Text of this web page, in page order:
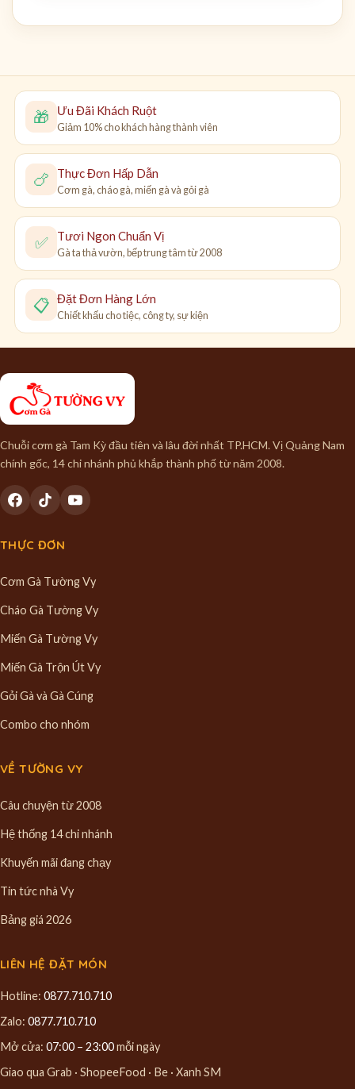
🎁 Ưu Đãi Khách Ruột
Giảm 10% cho khách hàng thành viên
🍗 Thực Đơn Hấp Dẫn
Cơm gà, cháo gà, miến gà và gỏi gà
✅ Tươi Ngon Chuẩn Vị
Gà ta thả vườn, bếp trung tâm từ 2008
📋 Đặt Đơn Hàng Lớn
Chiết khấu cho tiệc, công ty, sự kiện
Chuỗi cơm gà Tam Kỳ đầu tiên và lâu đời nhất TP.HCM. Vị Quảng Nam
chính gốc, 14 chi nhánh phủ khắp thành phố từ năm 2008.
THỰC ĐƠN
Cơm Gà Tường Vy
Cháo Gà Tường Vy
Miến Gà Tường Vy
Miến Gà Trộn Út Vy
Gỏi Gà và Gà Cúng
Combo cho nhóm
VỀ TƯỜNG VY
Câu chuyện từ 2008
Hệ thống 14 chi nhánh
Khuyến mãi đang chạy
Tin tức nhà Vy
Bảng giá 2026
LIÊN HỆ ĐẶT MÓN
Hotline: 0877.710.710
Zalo: 0877.710.710
Mở cửa: 07:00 – 23:00mỗi ngày
Giao qua Grab · ShopeeFood · Be · Xanh SM